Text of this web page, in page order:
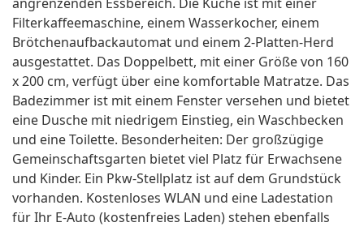
Filterkaffeemaschine, einem Wasserkocher, einem
Brötchenaufbackautomat und einem 2-Platten-Herd
ausgestattet. Das Doppelbett, mit einer Größe von 160
x 200 cm, verfügt über eine komfortable Matratze. Das
Badezimmer ist mit einem Fenster versehen und bietet
eine Dusche mit niedrigem Einstieg, ein Waschbecken
und eine Toilette. Besonderheiten: Der großzügige
Gemeinschaftsgarten bietet viel Platz für Erwachsene
und Kinder. Ein Pkw-Stellplatz ist auf dem Grundstück
vorhanden. Kostenloses WLAN und eine Ladestation
für Ihr E-Auto (kostenfreies Laden) stehen ebenfalls